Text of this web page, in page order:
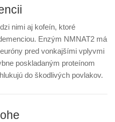
nimi aj kofeín, ktoré
Enzým NMNAT2 má
pred vonkajšími vplyvmi
poskladaným proteínom
do škodlivých povlakov.